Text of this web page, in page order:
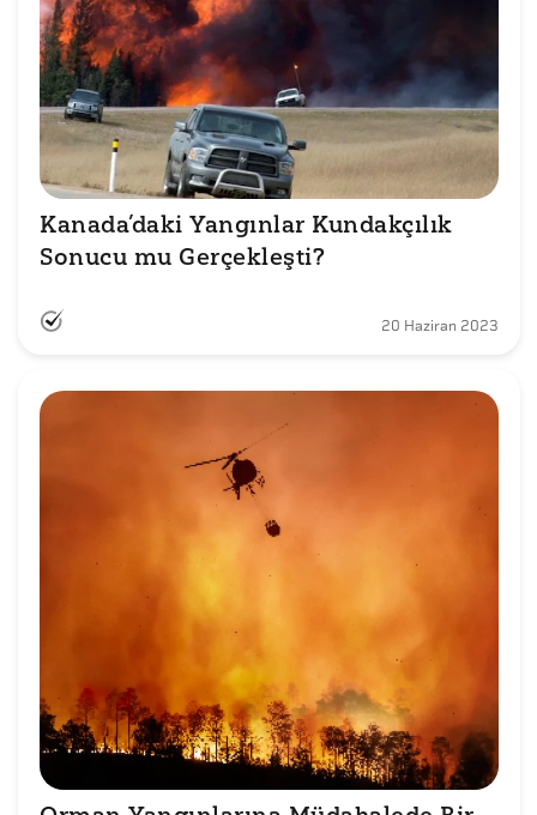
Kanada’daki Yangınlar Kundakçılık
Sonucu mu Gerçekleşti?
20 Haziran 2023